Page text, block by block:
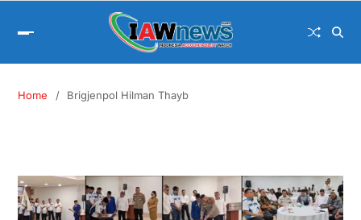
Home Brigjenpol Hilman Thayb